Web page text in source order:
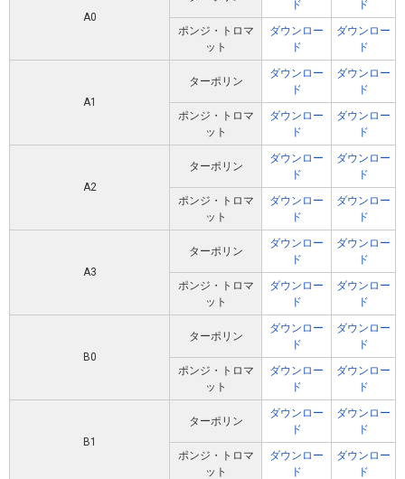
A0
ド
ド
ポンジ・トロマ
ット
ダウンロー
ド
ダウンロー
ド
A1
ターポリン
ダウンロー
ド
ダウンロー
ド
ポンジ・トロマ
ット
ダウンロー
ド
ダウンロー
ド
A2
ターポリン
ダウンロー
ド
ダウンロー
ド
ポンジ・トロマ
ット
ダウンロー
ド
ダウンロー
ド
A3
ターポリン
ダウンロー
ド
ダウンロー
ド
ポンジ・トロマ
ット
ダウンロー
ド
ダウンロー
ド
B0
ターポリン
ダウンロー
ド
ダウンロー
ド
ポンジ・トロマ
ット
ダウンロー
ド
ダウンロー
ド
B1
ターポリン
ダウンロー
ド
ダウンロー
ド
ポンジ・トロマ
ット
ダウンロー
ド
ダウンロー
ド